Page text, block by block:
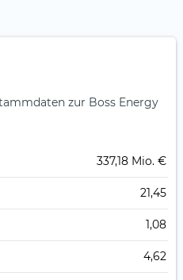
zur Boss Energy
337,18 Mio. €
21,45
1,08
4,62